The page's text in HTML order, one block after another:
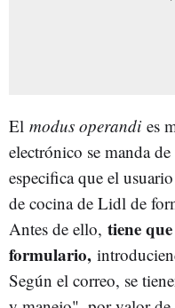
El modus operandi es
electrónico se manda
especifica que el
de cocina de Lidl de
Antes de ello, tiene
formulario,
Según el correo, se